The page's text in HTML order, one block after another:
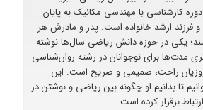
کارشناسی با مهندسی مکانیک به پایان
برده است. متولد ۱۳۷۴ و فرزند ارشد خانواده است. پدر و مادرش هر
یکی در حوزه دانش ریاضی سال‌ها نوشته
مدت‌ها برای نوجوانان در رشته روان‌شناسی
راحت، صمیمی و صریح است. این
تا بدانیم او چگونه بین ریاضی و نوشتن در
برقرار کرده است.